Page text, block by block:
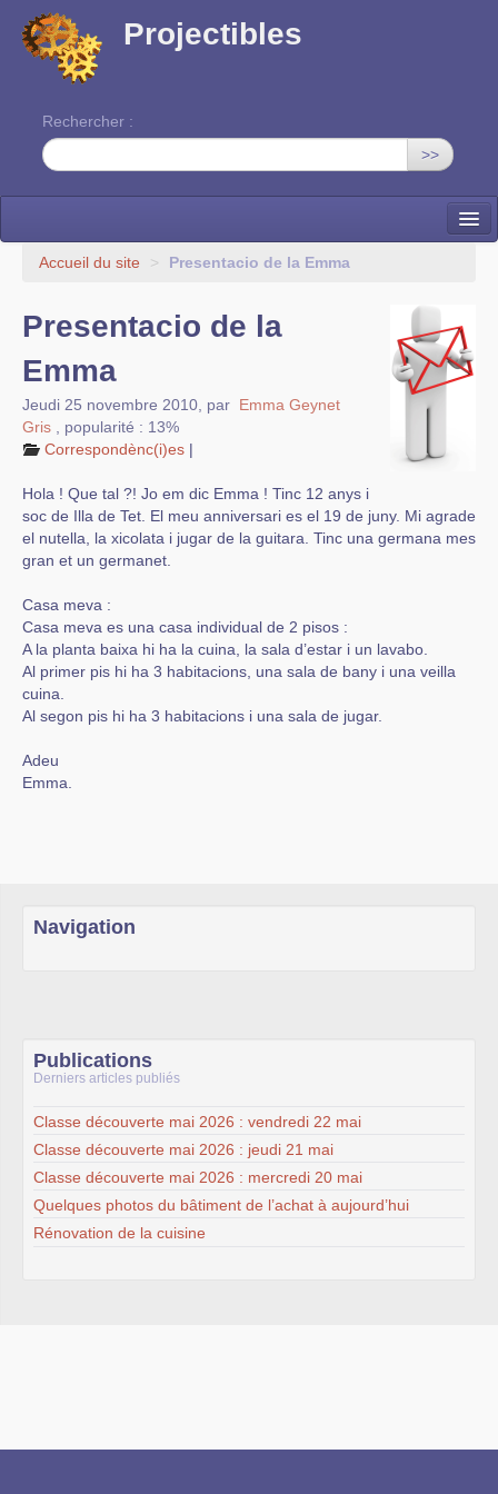
Projectibles
Rechercher :
>>
La ruche
Accueil du site > Presentacio de la Emma
Presentacio de la
Emma
Jeudi 25 novembre 2010 par Emma Geynet
Gris
popularité : 13%
Correspondènc(i)es |
Hola ! Que tal ?! Jo em dic Emma ! Tinc 12 anys i
soc de Illa de Tet. El meu anniversari es el 19 de juny. Mi agrade
el nutella, la xicolata i jugar de la guitara. Tinc una germana mes
gran et un germanet.
Casa meva :
Casa meva es una casa individual de 2 pisos :
A la planta baixa hi ha la cuina, la sala d’estar i un lavabo.
Al primer pis hi ha 3 habitacions, una sala de bany i una veilla
cuina.
Al segon pis hi ha 3 habitacions i una sala de jugar.
Adeu
Emma.
Navigation
Publications
Derniers articles publiés
Classe découverte mai 2026 : vendredi 22 mai
Classe découverte mai 2026 : jeudi 21 mai
Classe découverte mai 2026 : mercredi 20 mai
Quelques photos du bâtiment de l’achat à aujourd’hui
Rénovation de la cuisine